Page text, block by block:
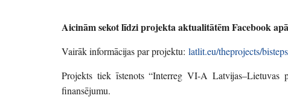
Aicinām sekot līdzi projekta aktualitātēm Facebook
Vairāk informācijas par projektu: latlit.eu/theprojects/
Projekts tiek īstenots “Interreg VI-A Latvijas–Lietuvas
finansējumu.